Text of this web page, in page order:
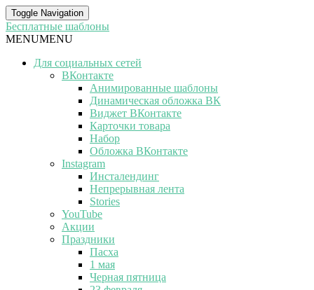
Toggle Navigation
Бесплатные шаблоны
MENUMENU
Для социальных сетей
ВКонтакте
Анимированные шаблоны
Динамическая обложка ВК
Виджет ВКонтакте
Карточки товара
Набор
Обложка ВКонтакте
Instagram
Инсталендинг
Непрерывная лента
Stories
YouTube
Акции
Праздники
Пасха
1 мая
Черная пятница